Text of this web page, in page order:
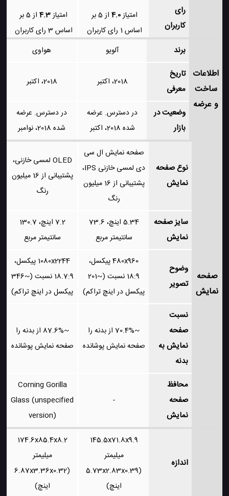
رای
کاربران
امتیاز4.0
از 5 بر
اساس 1 رای کاربران
امتیاز4.3
از 5 بر
اساس 3 رای کاربران
اطلاعات
ساخت
و عرضه
برند آلویو هواوی
تاریخ
معرفی
2018، اکتبر 2018، اکتبر
وضعیت در
بازار
در دسترس. عرضه
شده 2018، اکتبر
در دسترس. عرضه
شده 2018، نوامبر
صفحه
نمایش
نوع صفحه
نمایش
صفحه نمایش ال سی
دی لمسی خازنی IPS،
پشتیبانی از 16 میلیون
رنگ
OLED لمسی خازنی،
پشتیبانی از 16 میلیون
رنگ
سایز صفحه
نمایش
5.34 اینچ، 73.6
سانتیمتر مربع
7.2 اینچ، 130.7
سانتیمتر مربع
وضوح
تصویر
480x960 پیکسل،
18:9 نسبت (~201
پیکسل در اینچ تراکم)
1080x2244 پیکسل،
18.7:9 نسبت (~346
پیکسل در اینچ تراکم)
نسبت
صفحه
نمایش به
بدنه
~70.4% از بدنه را
صفحه نمایش پوشانده
~87.6% از بدنه را
صفحه نمایش پوشانده
محافظ
صفحه
نمایش
-
Corning Gorilla
Glass (unspecified
version)
اندازه
145.5x71.8x9.9
میلیمتر
(5.73x2.83x0.39
اینچ)
174.6x85.4x8.2
میلیمتر
(6.87x3.36x0.32
اینچ)